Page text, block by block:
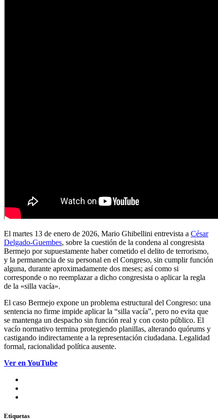
El martes 13 de enero de 2026, Mario Ghibellini entrevista a César
Delgado-Guembes, sobre la cuestión de la condena al congresista
Bermejo por supuestamente haber cometido el delito de terrorismo,
y la permanencia de su personal en el Congreso, sin cumplir función
alguna, durante aproximadamente dos meses; así como si
corresponde o no reemplazar a dicho congresista o aplicar la regla
de la «silla vacía».
El caso Bermejo expone un problema estructural del Congreso: una
sentencia no firme impide aplicar la “silla vacía”, pero no evita que
se mantenga un despacho sin función real y con costo público. El
vacío normativo termina protegiendo planillas, alterando quórums y
castigando indirectamente a la representación ciudadana. Legalidad
formal, racionalidad política ausente.
Ver en YouTube
Etiquetas